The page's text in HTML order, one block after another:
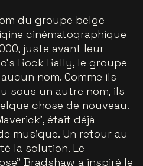
du groupe belge
cinématographique
juste avant leur
Rock Rally, le groupe
nom. Comme ils
sous un autre nom, ils
chose de nouveau.
était déjà
musique. Un retour au
la solution. Le
Bradshaw a inspiré le